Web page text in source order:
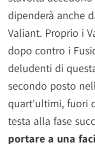
dipenderà anche
Valiant. Proprio i
dopo contro i
deludenti di
secondo posto
quart'ultimi, fuori
testa alla fase
portare a una